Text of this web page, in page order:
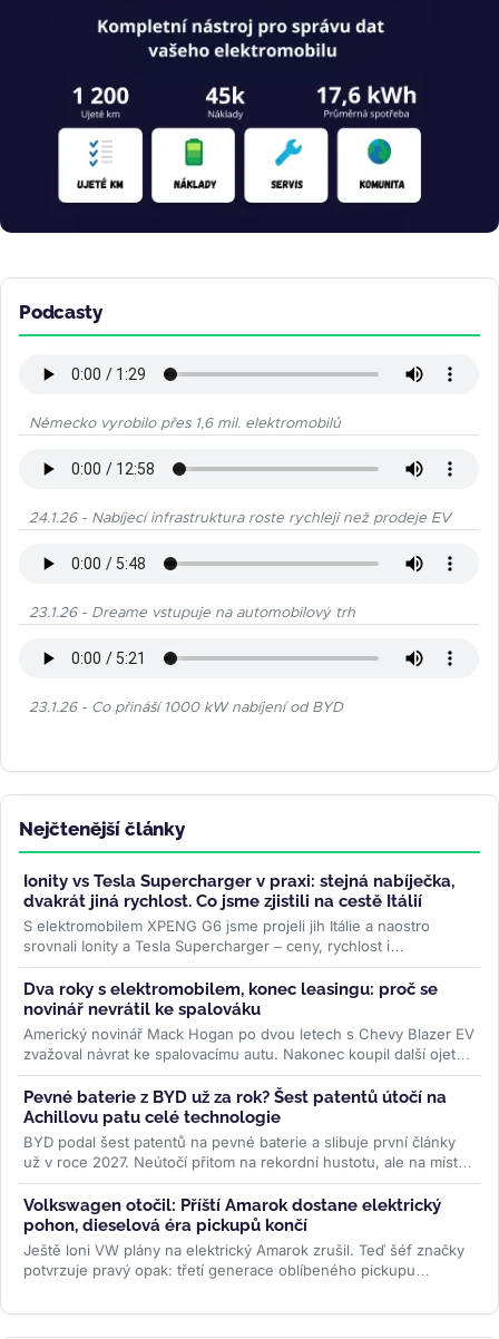
Podcasty
Německo vyrobilo přes 1,6 mil. elektromobilů
24.1.26 - Nabíjecí infrastruktura roste rychleji než prodeje EV
23.1.26 - Dreame vstupuje na automobilový trh
23.1.26 - Co přináší 1000 kW nabíjení od BYD
Nejčtenější články
Ionity vs Tesla Supercharger v praxi: stejná nabíječka,
dvakrát jiná rychlost. Co jsme zjistili na cestě Itálií
S elektromobilem XPENG G6 jsme projeli jih Itálie a naostro
srovnali Ionity a Tesla Supercharger – ceny, rychlost i
spolehlivost. Na stejné...>>
Dva roky s elektromobilem, konec leasingu: proč se
novinář nevrátil ke spalováku
Americký novinář Mack Hogan po dvou letech s Chevy Blazer EV
zvažoval návrat ke spalovacímu autu. Nakonec koupil další ojetý
elektromobil...>>
Pevné baterie z BYD už za rok? Šest patentů útočí na
Achillovu patu celé technologie
BYD podal šest patentů na pevné baterie a slibuje první články
už v roce 2027. Neútočí přitom na rekordní hustotu, ale na místo,
kde...>>
Volkswagen otočil: Příští Amarok dostane elektrický
pohon, dieselová éra pickupů končí
Ještě loni VW plány na elektrický Amarok zrušil. Teď šéf značky
potvrzuje pravý opak: třetí generace oblíbeného pickupu